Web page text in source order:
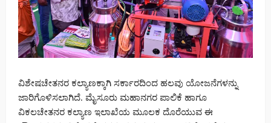
ವಿಶೇಷಚೇತನರ ಕಲ್ಯಾಣಕ್ಕಾಗಿ ಸರ್ಕಾರದಿಂದ ಹಲವು ಯೋಜನೆಗಳನ್ನು
ಜಾರಿಗೊಳಿಸಲಾಗಿದೆ. ಮೈಸೂರು ಮಹಾನಗರ ಪಾಲಿಕೆ ಹಾಗೂ
ವಿಕಲಚೇತನರ ಕಲ್ಯಾಣ ಇಲಾಖೆಯ ಮೂಲಕ ದೊರೆಯುವ ಈ